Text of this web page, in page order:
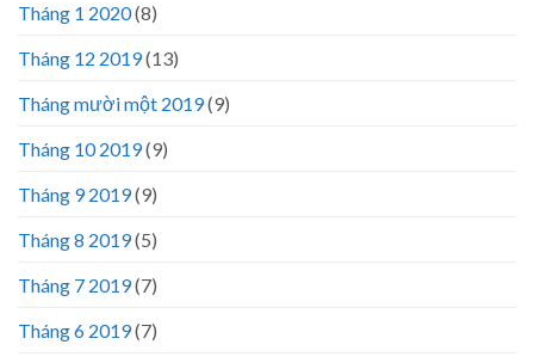
Tháng 1 2020(8)
Tháng 12 2019(13)
Tháng mười một 2019(9)
Tháng 10 2019(9)
Tháng 9 2019(9)
Tháng 8 2019(5)
Tháng 7 2019(7)
Tháng 6 2019(7)